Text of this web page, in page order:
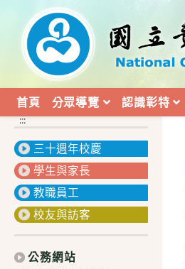
內
首頁 分眾導覽 認識彰特
:::
三十週年校慶
學生與家長
教職員工
校友與訪客
公務網站